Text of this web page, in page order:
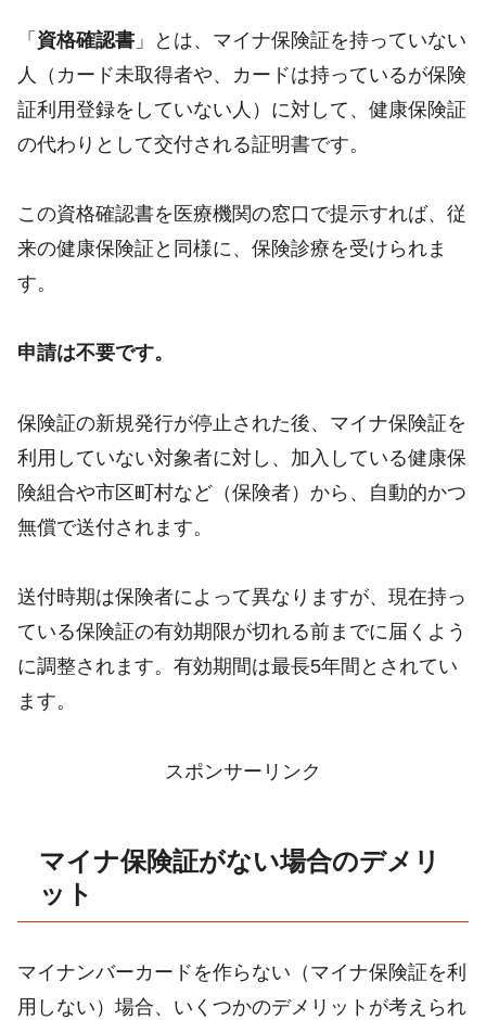
「 資格確認書 」とは、マイナ保険証を持っていない
人（カード未取得者や、カードは持っているが保険
証利用登録をしていない人）に対して、健康保険証
の代わりとして交付される証明書です。
この資格確認書を医療機関の窓口で提示すれば、従
来の健康保険証と同様に、保険診療を受けられま
す。
申請は不要です。
保険証の新規発行が停止された後、マイナ保険証を
利用していない対象者に対し、加入している健康保
険組合や市区町村など（保険者）から、自動的かつ
無償で送付されます。
送付時期は保険者によって異なりますが、現在持っ
ている保険証の有効期限が切れる前までに届くよう
に調整されます。有効期間は最長5年間とされてい
ます。
スポンサーリンク
マイナ保険証がない場合のデメリ
ット
マイナンバーカードを作らない（マイナ保険証を利
用しない）場合、いくつかのデメリットが考えられ